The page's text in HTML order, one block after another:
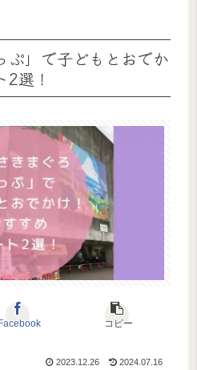
ぷ」で子どもとおでか
選！
コピー
2023.12.26 2024.07.16